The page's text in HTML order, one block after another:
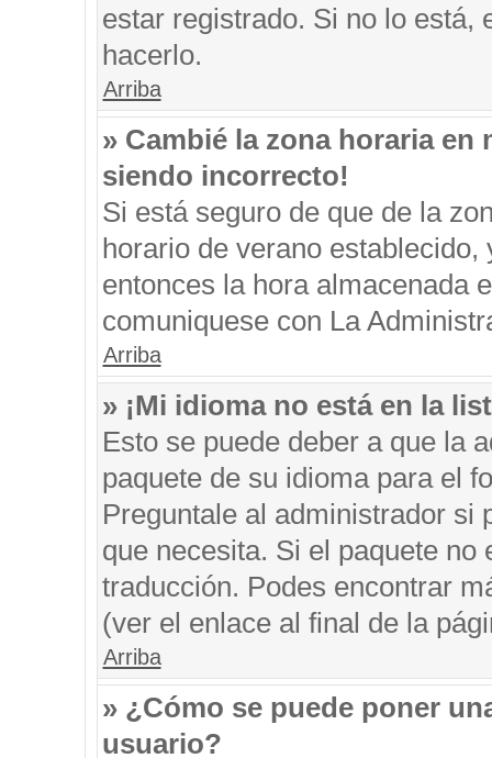
estar registrado. Si no lo está,
hacerlo.
Arriba
» Cambié la zona horaria
siendo incorrecto!
Si está seguro de que de la
horario de verano
entonces la hora almacenada
comuniquese con La
Arriba
» ¡Mi idioma no está en la
Esto se puede deber a que la
paquete de su idioma para el
Preguntale al administrador si
que necesita. Si el paquete
traducción. Podes encontrar
(ver el enlace al final de la
Arriba
» ¿Cómo se puede poner
usuario?